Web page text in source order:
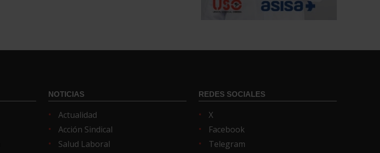
NOTICIAS
Actualidad
Acción Sindical
Salud Laboral
REDES SOCIALES
X
Facebook
Telegram